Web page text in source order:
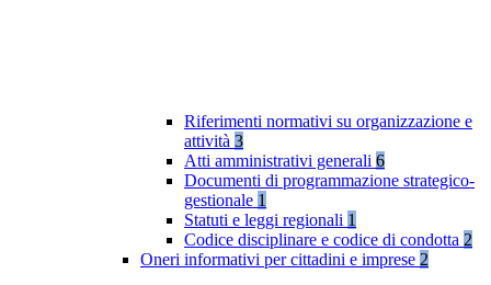
Riferimenti normativi su organizzazione e
attività 3
Atti amministrativi generali 6
Documenti di programmazione strategico-
gestionale 1
Statuti e leggi regionali 1
Codice disciplinare e codice di condotta 2
Oneri informativi per cittadini e imprese 2